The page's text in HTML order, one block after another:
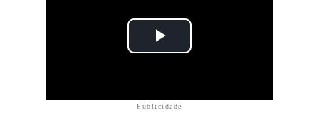
Publicidade